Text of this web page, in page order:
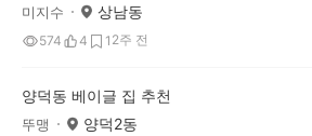
미지수 상남동
574 4 1 2주 전
양덕동 베이글 집 추천
뚜맹 양덕2동